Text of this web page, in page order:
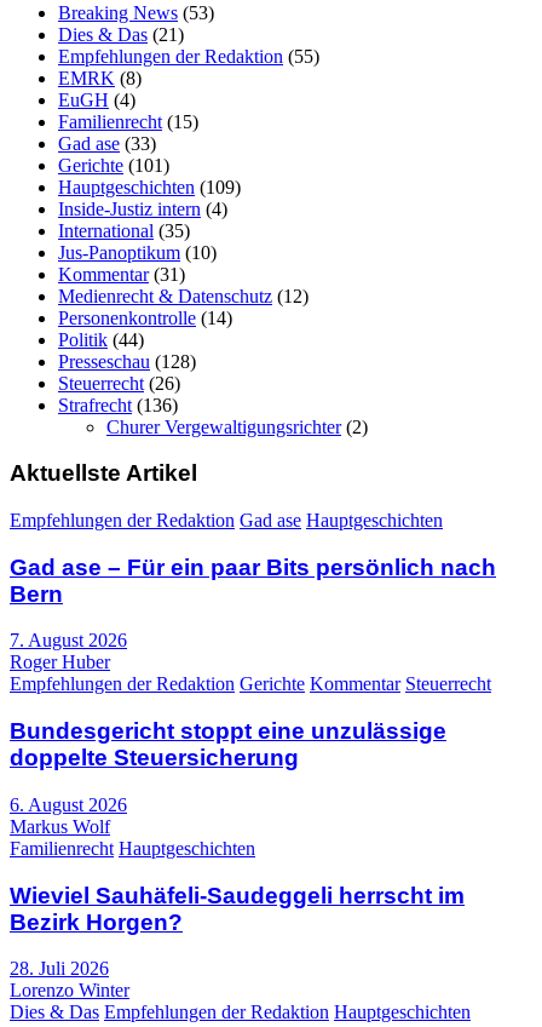
Breaking News (53)
Dies & Das (21)
Empfehlungen der Redaktion (55)
EMRK (8)
EuGH (4)
Familienrecht (15)
Gad ase (33)
Gerichte (101)
Hauptgeschichten (109)
Inside-Justiz intern (4)
International (35)
Jus-Panoptikum (10)
Kommentar(31)
Medienrecht & Datenschutz (12)
Personenkontrolle (14)
Politik (44)
Presseschau (128)
Steuerrecht (26)
Strafrecht (136)
Churer Vergewaltigungsrichter(2)
Aktuellste Artikel
Empfehlungen der Redaktion Gad ase Hauptgeschichten
Gad ase – Für ein paar Bits persönlich nach
Bern
7. August 2026
Roger Huber
Empfehlungen der Redaktion Gerichte Kommentar Steuerrecht
Bundesgericht stoppt eine unzulässige
doppelte Steuersicherung
6. August 2026
Markus Wolf
Familienrecht Hauptgeschichten
Wieviel Sauhäfeli-Saudeggeli herrscht im
Bezirk Horgen?
28. Juli 2026
Lorenzo Winter
Dies & Das Empfehlungen der Redaktion Hauptgeschichten